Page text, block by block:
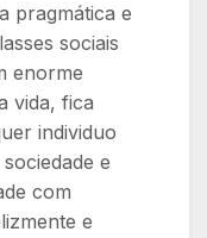
pragmática e
sociais
enorme
vida, fica
individuo
e
com
e